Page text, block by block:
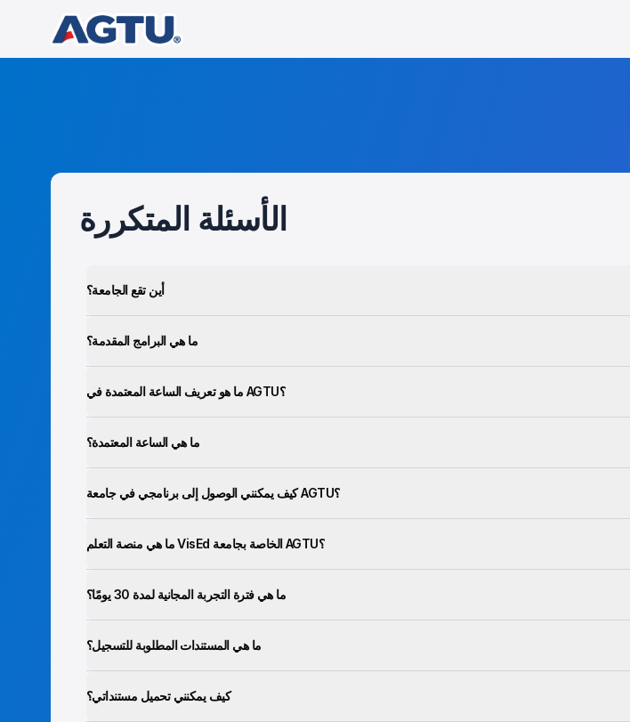
الأسئلة المتكررة
أين تقع الجامعة؟
ما هي البرامج المقدمة؟
ما هو تعريف الساعة المعتمدة في AGTU؟
ما هي الساعة المعتمدة؟
كيف يمكنني الوصول إلى برنامجي في جامعة AGTU؟
ما هي منصة التعلم VisEd الخاصة بجامعة AGTU؟
ما هي فترة التجربة المجانية لمدة 30 يومًا؟
ما هي المستندات المطلوبة للتسجيل؟
كيف يمكنني تحميل مستنداتي؟